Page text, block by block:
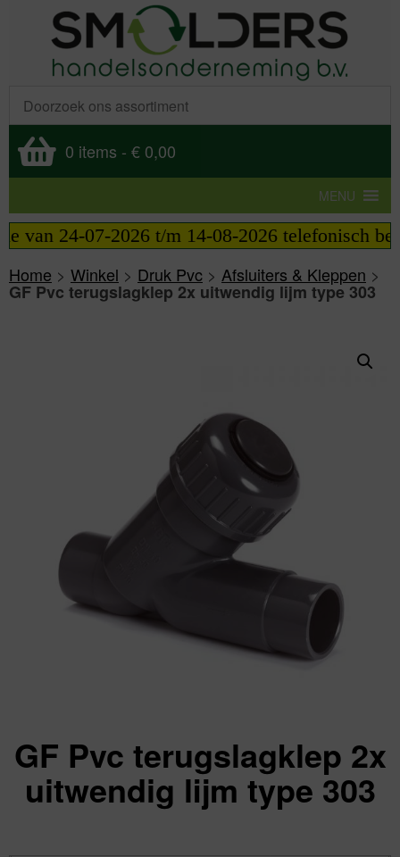
0 items - € 0,00
MENU
24-07-2026 t/m 14-08-2026 telefonisch
Home > Winkel > Druk Pvc > Afsluiters & Kleppen >
GF Pvc terugslagklep 2x uitwendig lijm type 303
GF Pvc terugslagklep 2x
uitwendig lijm type 303